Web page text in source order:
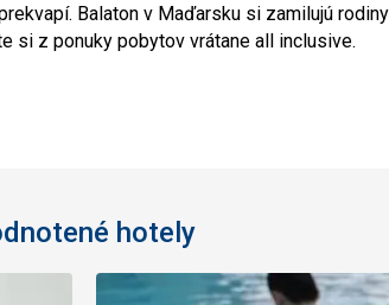
Balaton v Maďarsku si zamilujú
si z ponuky pobytov vrátane all inclusive.
hotely